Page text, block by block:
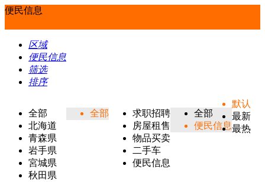
便民信息
区域
便民信息
筛选
排序
全部
北海道
青森県
岩手県
宮城県
秋田県
全部
求职招聘
房屋租售
物品买卖
二手车
便民信息
全部
便民信息
默认
最新
最热